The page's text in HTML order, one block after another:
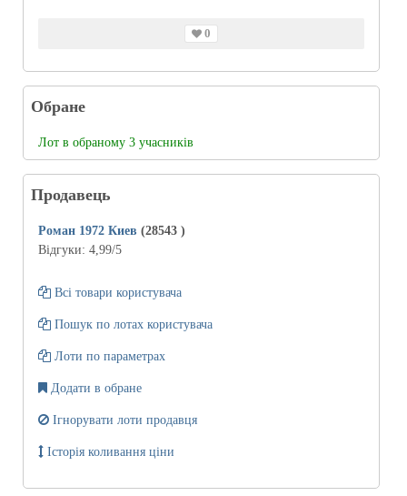
0
Обране
Лот в обраному 3 учасників
Продавець
Роман 1972 Киев (28543 )
Відгуки: 4,99/5
Всі товари користувача
Пошук по лотах користувача
Лоти по параметрах
Додати в обране
Ігнорувати лоти продавця
Історія коливання ціни